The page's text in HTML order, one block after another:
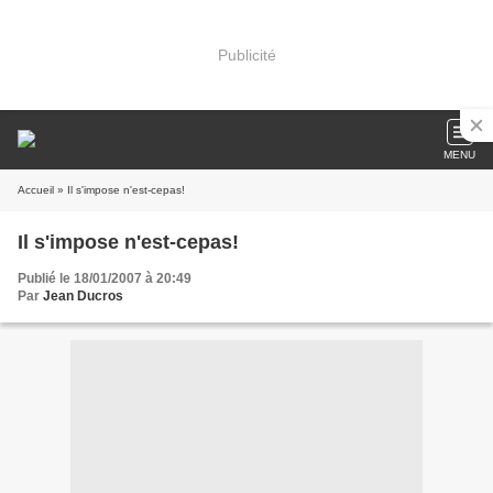
Publicité
MENU
Accueil » Il s'impose n'est-cepas!
Il s'impose n'est-cepas!
Publié le 18/01/2007 à 20:49
Par Jean Ducros